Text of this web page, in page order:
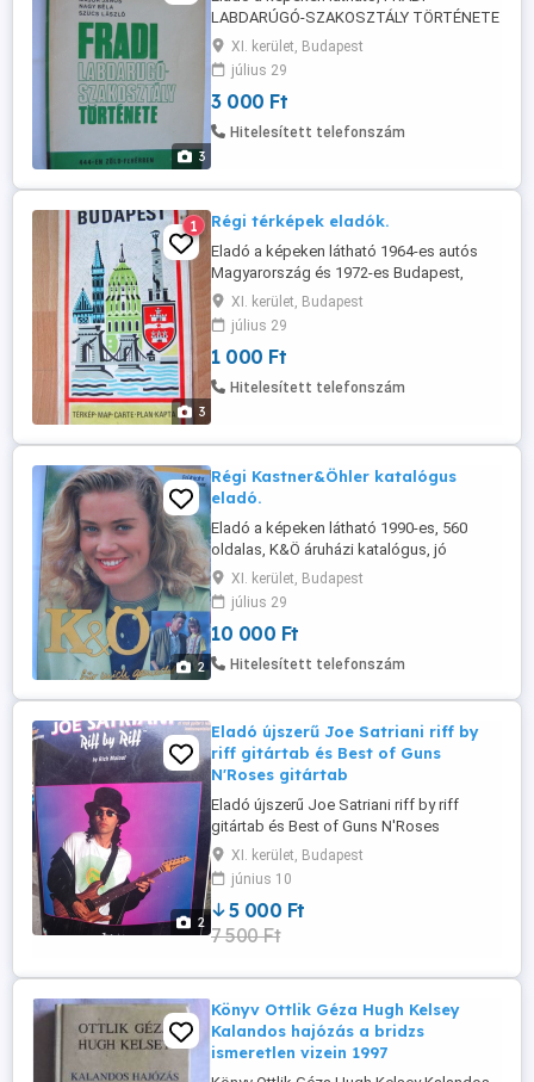
3
LABDARÚGÓ-SZAKOSZTÁLY TÖRTÉNETE
című, 1972-ben kiadott 144 oldalas,
puhafedelű, szép állapotú könyv.
Személyes átvétellel a 11. kerületben.
Telefon .
XI. kerület, Budapest
július 29
3 000 Ft
Hitelesített telefonszám
3
1 Régi térképek eladók.
Eladó a képeken látható 1964-es autós
Magyarország és 1972-es Budapest,
széthajtható térkép. Személyes átvétellel
a 11. kerületben. Telefon
XI. kerület, Budapest
július 29
1 000 Ft
Hitelesített telefonszám
2
Régi Kastner&Öhler katalógus
eladó.
Eladó a képeken látható 1990-es, 560
oldalas, K&Ö áruházi katalógus, jó
állapotban. Személyes átvétellel a 11.
kerületben. Telefon .
XI. kerület, Budapest
július 29
10 000 Ft
Hitelesített telefonszám
2
Eladó újszerű Joe Satriani riff by
riff gitártab és Best of Guns
N'Roses gitártab
Eladó újszerű Joe Satriani riff by riff
gitártab és Best of Guns N'Roses
gitártab.5000ft db.
XI. kerület, Budapest
június 10
5 000 Ft
7 500 Ft
Könyv Ottlik Géza Hugh Kelsey
Kalandos hajózás a bridzs
ismeretlen vizein 1997